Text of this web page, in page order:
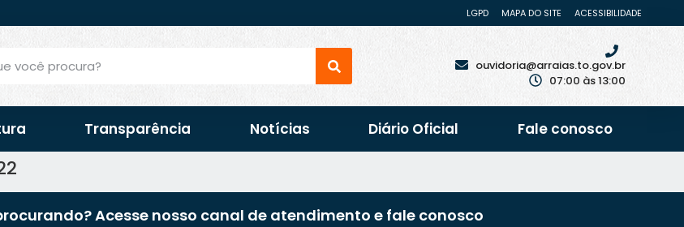
LGPD MAPA DO SITE ACESSIBILIDADE
ouvidoria@arraias.to.gov.br
07:00 às 13:00
Transparência Notícias Diário Oficial Fale conosco
Acesse nosso canal de atendimento e fale conosco